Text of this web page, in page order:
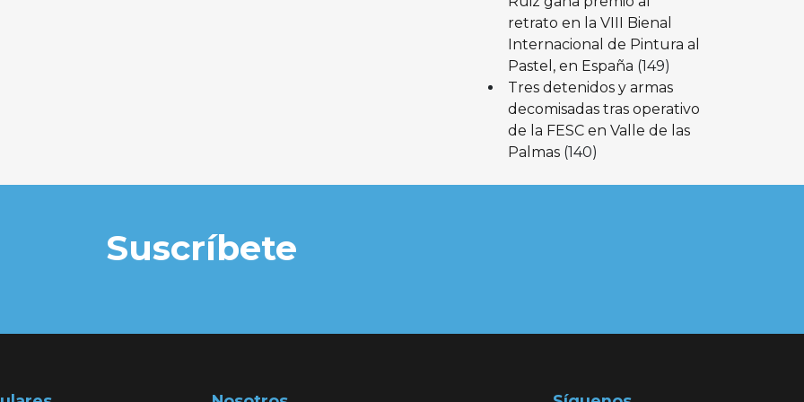
retrato en la VIII Bienal
Internacional de Pintura al
Pastel, en España (149)
Tres detenidos y armas
decomisadas tras operativo
de la FESC en Valle de las
Palmas (140)
Suscríbete